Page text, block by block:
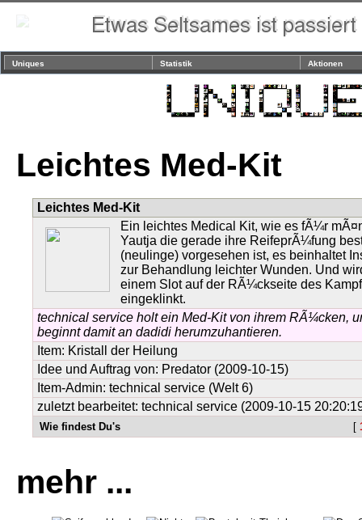
Uniques Statistik Aktionen
Leichtes Med-Kit
Leichtes Med-Kit
Ein leichtes Medical Kit, wie es fÃ¼r
Yautja die gerade ihre ReifeprÃ¼fung
(neulinge) vorgesehen ist, es beinhaltet
zur Behandlung leichter Wunden. Und
einem Slot auf der RÃ¼ckseite des
eingeklinkt.
technical service holt ein Med-Kit von ihrem RÃ¼cken,
beginnt damit an dadidi herumzuhantieren.
Item: Kristall der Heilung
Idee und Auftrag von: Predator (2009-10-15)
Item-Admin: technical service (Welt 6)
zuletzt bearbeitet: technical service (2009-10-15
Wie findest Du's [
mehr ...